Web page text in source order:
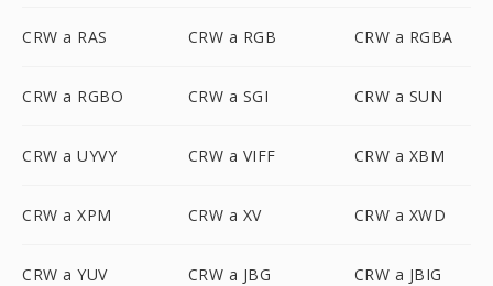
CRW a RAS CRW a RGB CRW a RGBA
CRW a RGBO CRW a SGI CRW a SUN
CRW a UYVY CRW a VIFF CRW a XBM
CRW a XPM CRW a XV CRW a XWD
CRW a YUV CRW a JBG CRW a JBIG